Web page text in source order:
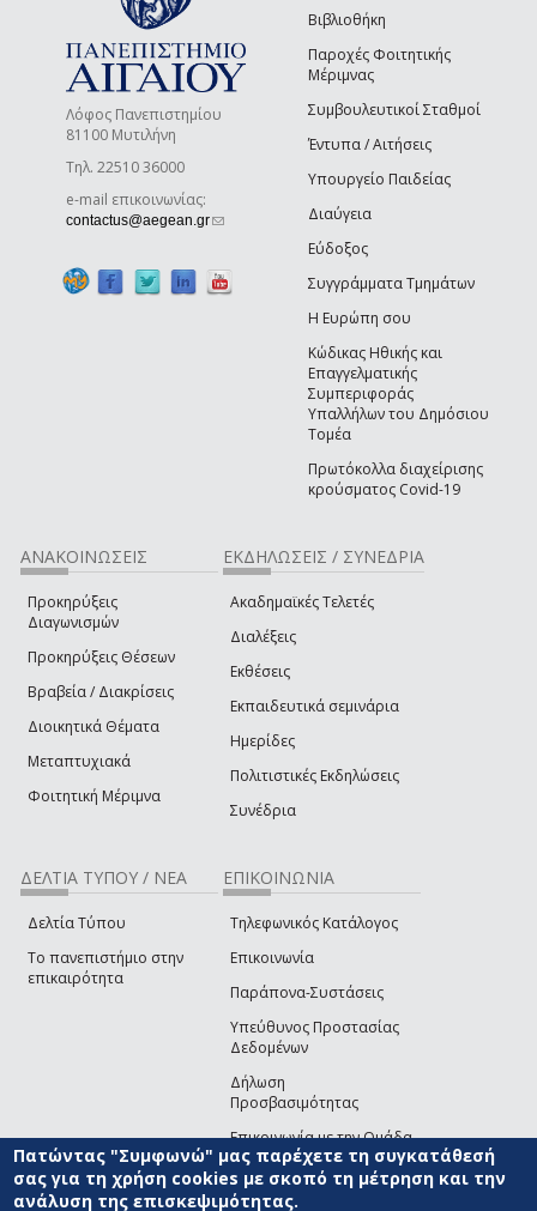
Λόφος Πανεπιστημίου
81100 Μυτιλήνη
Τηλ. 22510 36000
e-mail επικοινωνίας:
contactus@aegean.gr(link sends e-mail)
Βιβλιοθήκη
Παροχές Φοιτητικής
Μέριμνας
Συμβουλευτικοί Σταθμοί
Έντυπα / Αιτήσεις
Υπουργείο Παιδείας
Διαύγεια
Εύδοξος
Συγγράμματα Τμημάτων
Η Ευρώπη σου
Κώδικας Ηθικής και
Επαγγελματικής
Συμπεριφοράς
Υπαλλήλων του Δημόσιου
Τομέα
Πρωτόκολλα διαχείρισης
κρούσματος Covid-19
ΑΝΑΚΟΙΝΩΣΕΙΣ
Προκηρύξεις
Διαγωνισμών
Προκηρύξεις Θέσεων
Βραβεία / Διακρίσεις
Διοικητικά Θέματα
Μεταπτυχιακά
Φοιτητική Μέριμνα
ΕΚΔΗΛΩΣΕΙΣ / ΣΥΝΕΔΡΙΑ
Ακαδημαϊκές Τελετές
Διαλέξεις
Εκθέσεις
Εκπαιδευτικά σεμινάρια
Ημερίδες
Πολιτιστικές Εκδηλώσεις
Συνέδρια
ΔΕΛΤΙΑ ΤΥΠΟΥ / ΝΕΑ
Δελτία Τύπου
Το πανεπιστήμιο στην
επικαιρότητα
ΕΠΙΚΟΙΝΩΝΙΑ
Τηλεφωνικός Κατάλογος
Επικοινωνία
Παράπονα-Συστάσεις
Υπεύθυνος Προστασίας
Δεδομένων
Δήλωση
Προσβασιμότητας
Επικοινωνία με την Ομάδα
Ανάπτυξης του site(link sends e-mail)
© ΠΑΝΕΠΙΣΤΗΜΙΟ ΑΙΓΑΙΟΥ ΟΡΟΙ ΧΡΗΣΗΣ
Πατώντας "Συμφωνώ" μας παρέχετε τη συγκατάθεσή
σας για τη χρήση cookies με σκοπό τη μέτρηση και την
ανάλυση της επισκεψιμότητας.